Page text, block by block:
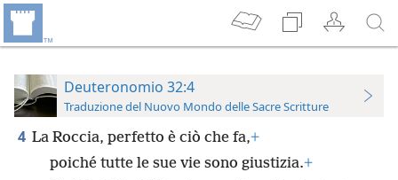
Deuteronomio 32:4
Traduzione del Nuovo Mondo delle Sacre Scritture
4 La Roccia, perfetto è ciò che fa,+
poiché tutte le sue vie sono giustizia.+